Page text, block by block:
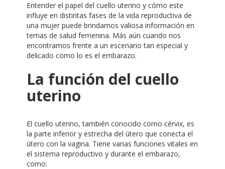
Entender el papel del cuello uterino y cómo este
influye en distintas fases de la vida reproductiva de
una mujer puede brindarnos valiosa información en
temas de salud femenina. Más aún cuando nos
encontramos frente a un escenario tan especial y
delicado como lo es el embarazo.
La función del cuello
uterino
El cuello uterino, también conocido como cérvix, es
la parte inferior y estrecha del útero que conecta el
útero con la vagina. Tiene varias funciones vitales en
el sistema reproductivo y durante el embarazo,
como: